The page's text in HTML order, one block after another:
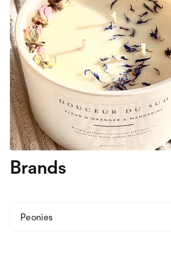
Brands
Peonies